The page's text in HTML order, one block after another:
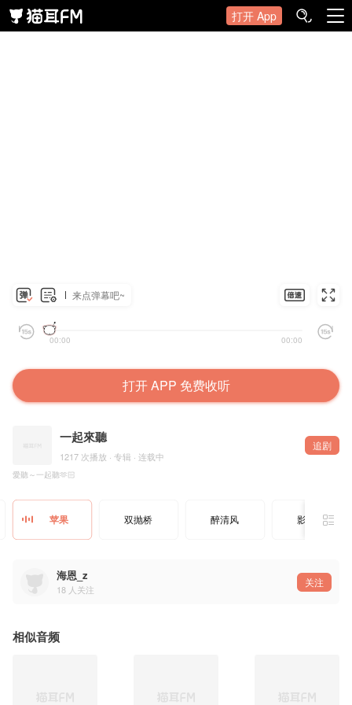
打开 App
来点弹幕吧~
00:00 00:00
打开 APP 免费收听
一起來聽
1217 次播放 · 专辑 · 连载中
追剧
愛聽～一起聽🫶🏻
苹果 双抛桥 醉清风 影子说
海恩_z
18 人关注
关注
相似音频